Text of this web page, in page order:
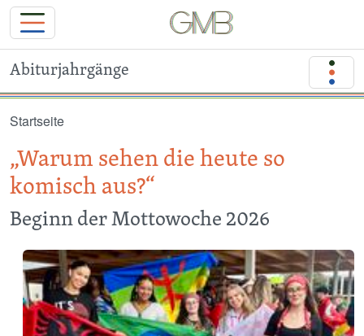
Abiturjahrgänge
Startseite
„Warum sehen die heute so
komisch aus?“
Beginn der Mottowoche 2026
Image